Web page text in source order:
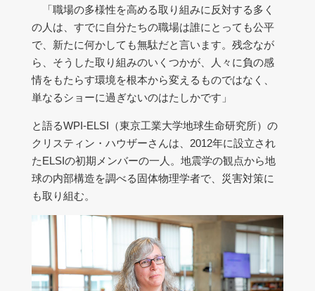
「職場の多様性を高める取り組みに反対する多く
の人は、すでに自分たちの職場は誰にとっても公平
で、新たに何かしても無駄だと言います。残念なが
ら、そうした取り組みのいくつかが、人々に負の感
情をもたらす環境を根本から変えるものではなく、
単なるショーに過ぎないのはたしかです」
と語るWPI-ELSI（東京工業大学地球生命研究所）の
クリスティン・ハウザーさんは、2012年に設立され
たELSIの初期メンバーの一人。地震学の観点から地
球の内部構造を調べる固体物理学者で、災害対策に
も取り組む。